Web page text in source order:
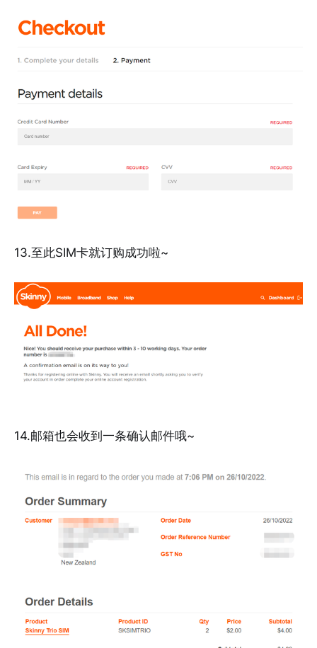
13.至此SIM卡就订购成功啦~
14.邮箱也会收到一条确认邮件哦~